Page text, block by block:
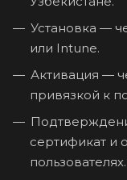
Установка —
или Intune.
Активация —
привязкой к
сертификат и
пользователях.